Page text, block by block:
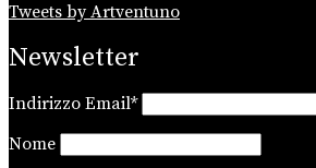
Tweets by Artventuno
Newsletter
Indirizzo Email*
Nome